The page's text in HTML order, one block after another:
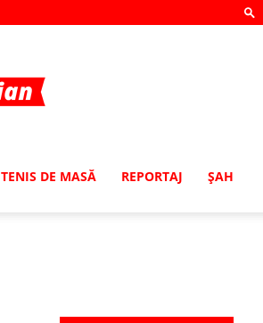
TENIS DE MASĂ REPORTAJ ŞAH